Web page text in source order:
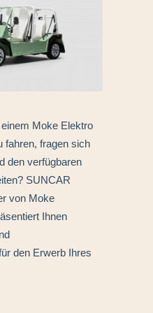
Moke Elektro
fahren, fragen sich
den verfügbaren
SUNCAR
von Moke
Ihnen
den Erwerb Ihres